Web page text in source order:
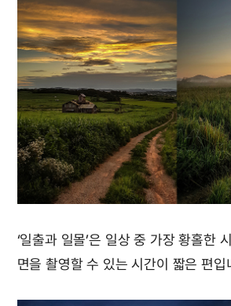
‘일출과 일몰’은 일상 중 가장 황홀한
면을 촬영할 수 있는 시간이 짧은 편입